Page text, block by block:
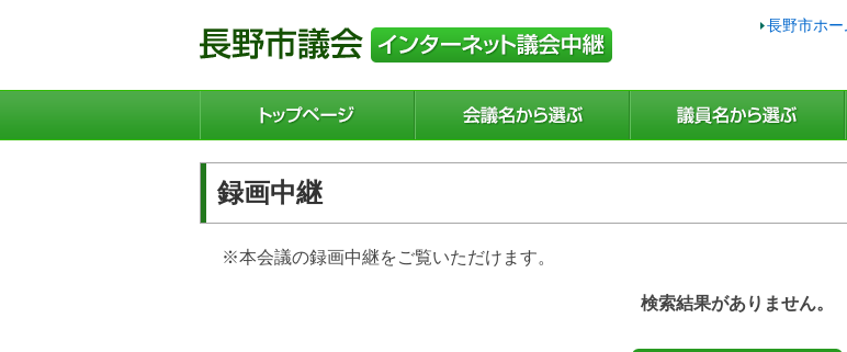
長野市ホ
録画中継
※本会議の録画中継をご覧いただけます。
検索結果がありません。